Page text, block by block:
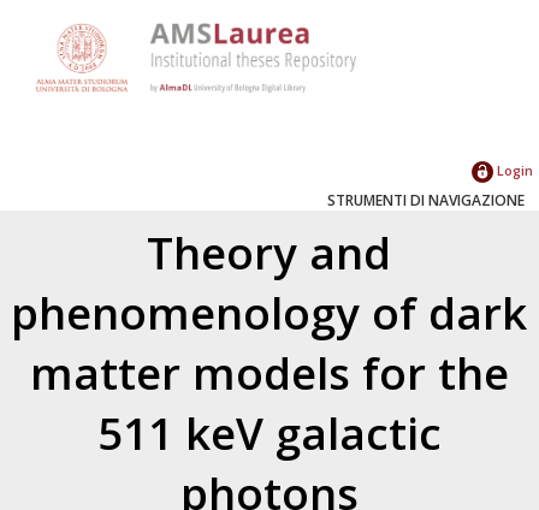
Login
STRUMENTI DI NAVIGAZIONE
Theory and
phenomenology of dark
matter models for the
511 keV galactic
photons